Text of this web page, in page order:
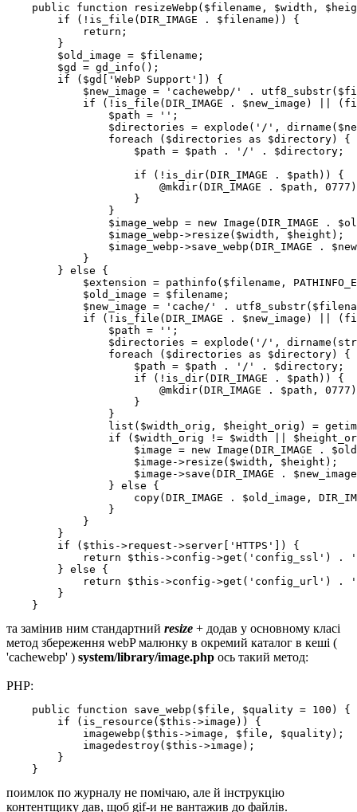
public function resizeWebp($filename, $width,
        if (!is_file(DIR_IMAGE . $filename)) {
            return;
        }
        $old_image = $filename;
        $gd = gd_info();
        if ($gd['WebP Support']) {
$new_image = 'cachewebp/' .
if (!is_file(DIR_IMAGE . $new_image) ||
                $path = '';
$directories = explode('/',
                foreach ($directories as $directory) {
                    $path = $path . '/' . $directory;
                    if (!is_dir(DIR_IMAGE . $path)) {
@mkdir(DIR_IMAGE . $path,
                    }
                }
$image_webp = new Image(DIR_IMAGE .
                $image_webp->resize($width, $height);
$image_webp->save_webp(DIR_IMAGE .
            }
        } else {
$extension = pathinfo($filename,
            $old_image = $filename;
$new_image = 'cache/' .
if (!is_file(DIR_IMAGE . $new_image) ||
                $path = '';
$directories = explode('/',
                foreach ($directories as $directory) {
                    $path = $path . '/' . $directory;
                    if (!is_dir(DIR_IMAGE . $path)) {
@mkdir(DIR_IMAGE . $path,
                    }
                }
list($width_orig, $height_orig) =
if ($width_orig != $width ||
$image = new Image(DIR_IMAGE .
                    $image->resize($width, $height);
$image->save(DIR_IMAGE .
                } else {
copy(DIR_IMAGE . $old_image,
                }
            }
        }
        if ($this->request->server['HTTPS']) {
return $this->config->get('config_ssl') .
        } else {
return $this->config->get('config_url') .
        }
    }
та замінив ним стандартний resize + додав у основному класі
метод збереження webP малюнку в окремий каталог в кеші (
'cachewebp' ) system/library/image.php ось такий метод:
PHP:
    public function save_webp($file, $quality = 100) {
        if (is_resource($this->image)) {
            imagewebp($this->image, $file, $quality);
            imagedestroy($this->image);
        }
    }
поимлок по журналу не помічаю, але й інструкцію
контентщику дав, щоб gif-и не вантажив до файлів.